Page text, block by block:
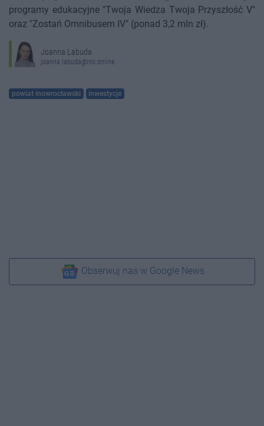
programy edukacyjne "Twoja Wiedza Twoja Przyszłość V"
oraz "Zostań Omnibusem IV" (ponad 3,2 mln zł).
Joanna Labuda
joanna.labuda@ino.online
powiat inowrocławski inwestycje
Obserwuj nas w Google News